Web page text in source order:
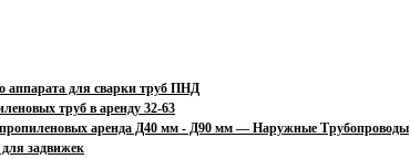
аппарата для сварки труб ПНД
труб в аренду 32-63
аренда Д40 мм - Д90 мм — Наружные Трубопроводы
задвижек